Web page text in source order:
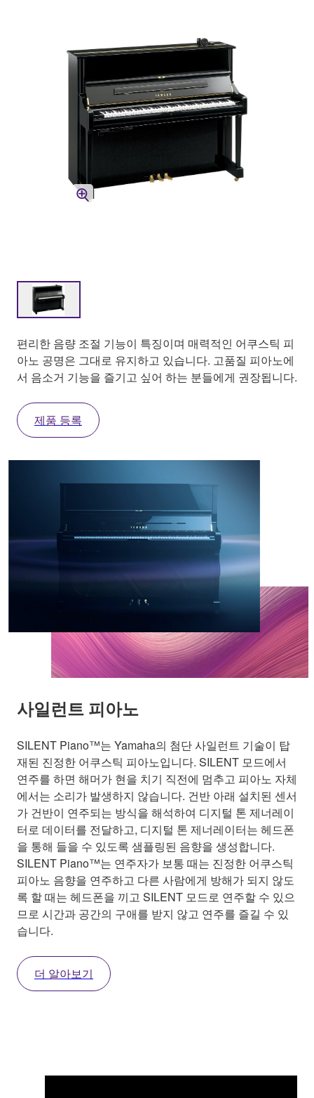
편리한 음량 조절 기능이 특징이며 매력적인 어쿠스틱 피
아노 공명은 그대로 유지하고 있습니다. 고품질 피아노에
서 음소거 기능을 즐기고 싶어 하는 분들에게 권장됩니다.
제품 등록
사일런트 피아노
SILENT Piano™는 Yamaha의 첨단 사일런트 기술이 탑
재된 진정한 어쿠스틱 피아노입니다. SILENT 모드에서
연주를 하면 해머가 현을 치기 직전에 멈추고 피아노 자체
에서는 소리가 발생하지 않습니다. 건반 아래 설치된 센서
가 건반이 연주되는 방식을 해석하여 디지털 톤 제너레이
터로 데이터를 전달하고, 디지털 톤 제너레이터는 헤드폰
을 통해 들을 수 있도록 샘플링된 음향을 생성합니다.
SILENT Piano™는 연주자가 보통 때는 진정한 어쿠스틱
피아노 음향을 연주하고 다른 사람에게 방해가 되지 않도
록 할 때는 헤드폰을 끼고 SILENT 모드로 연주할 수 있으
므로 시간과 공간의 구애를 받지 않고 연주를 즐길 수 있
습니다.
더 알아보기